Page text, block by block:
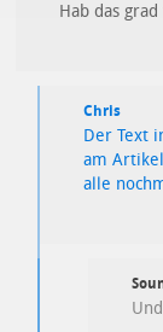
Hab das
Chris
Der Text
am
alle